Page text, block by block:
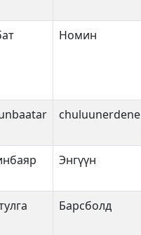
Номин
chuluunerdene
Энгүүн
Барсболд